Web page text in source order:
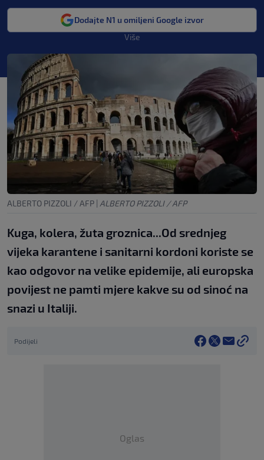
Dodajte N1 u omiljeni Google izvor
Više
ALBERTO PIZZOLI / AFP | ALBERTO PIZZOLI / AFP
Kuga, kolera, žuta groznica...Od srednjeg
vijeka karantene i sanitarni kordoni koriste se
kao odgovor na velike epidemije, ali europska
povijest ne pamti mjere kakve su od sinoć na
snazi u Italiji.
Podijeli
Oglas